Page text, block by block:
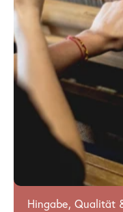
Hingabe, Qualität